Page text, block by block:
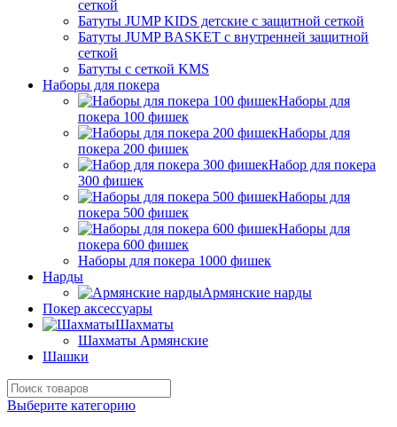
сеткой
Батуты JUMP KIDS детские с защитной сеткой
Батуты JUMP BASKET с внутренней защитной
сеткой
Батуты с сеткой KMS
Наборы для покера
Наборы для
покера 100 фишек
Наборы для
покера 200 фишек
Набор для покера
300 фишек
Наборы для
покера 500 фишек
Наборы для
покера 600 фишек
Наборы для покера 1000 фишек
Нарды
Армянские нарды
Покер аксессуары
Шахматы
Шахматы Армянские
Шашки
Выберите категорию